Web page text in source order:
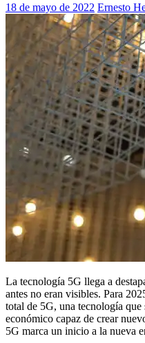
18 de mayo de 2022 Ernesto
La tecnología 5G llega a
antes no eran visibles. Para
total de 5G, una tecnología
económico capaz de crear
5G marca un inicio a la nueva